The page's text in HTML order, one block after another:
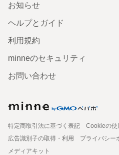
お知らせ
ヘルプとガイド
利用規約
minneのセキュリティ
お問い合わせ
特定商取引法に基づく表記
Cookieの使
広告識別子の取得・利用
プライバシー
メディアキット